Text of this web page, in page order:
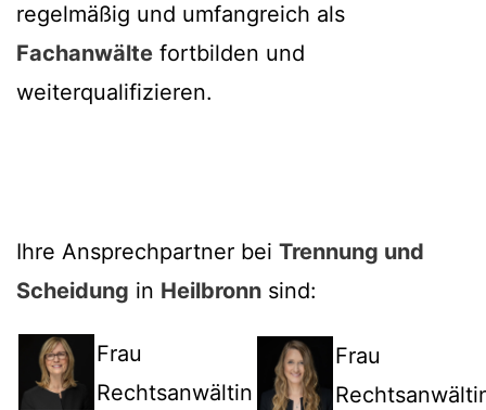
regelmäßig und umfangreich als
Fachanwälte fortbilden und
weiterqualifizieren.
Ihre Ansprechpartner bei Trennung und
Scheidung in Heilbronn sind:
Frau
Rechtsanwältin
Frau